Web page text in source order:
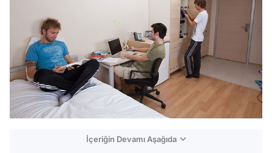
İçeriğin Devamı Aşağıda